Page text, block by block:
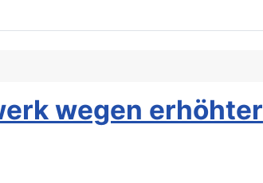
wegen erhöhter